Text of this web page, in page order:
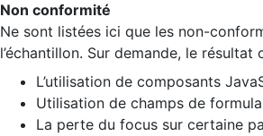
Non conformité
Ne sont listées ici que les non-
l’échantillon. Sur demande, le
L’utilisation de composants
Utilisation de champs de
La perte du focus sur certaine